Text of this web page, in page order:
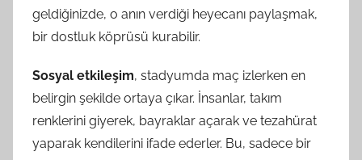
geldiğinizde, o anın verdiği heyecanı paylaşmak,
bir dostluk köprüsü kurabilir.
Sosyal etkileşim, stadyumda maç izlerken en
belirgin şekilde ortaya çıkar. İnsanlar, takım
renklerini giyerek, bayraklar açarak ve tezahürat
yaparak kendilerini ifade ederler. Bu, sadece bir